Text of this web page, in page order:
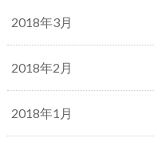
2018年3月
2018年2月
2018年1月